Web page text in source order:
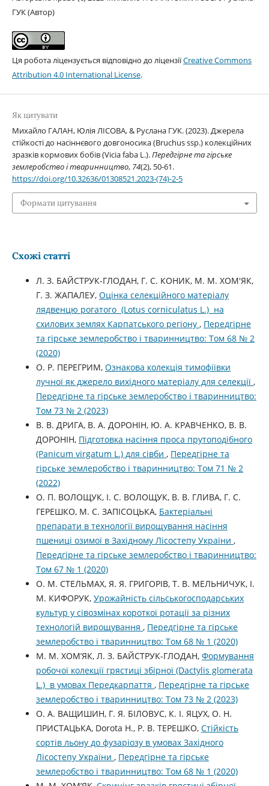
ГУК (Автор)
Ця робота ліцензується відповідно до ліцензіїCreative Commons
Attribution 4.0 International License.
Як цитувати
Михайло ГАЛАН, Юлія ЛІСОВА, & Руслана ГУК. (2023). Джерела
стійкості до насіннєвого довгоносика (Bruchus ssp.) колекційних
зразків кормових бобів (Vicia faba L.).Передгірне та гірське
землеробство і тваринництво, 74(2), 50-61.
https://doi.org/10.32636/01308521.2023-(74)-2-5
Формати цитування
Схожі статті
Л. З. БАЙСТРУК-ГЛОДАН, Г. С. КОНИК, М. М. ХОМ'ЯК,
Г. З. ЖАПАЛЕУ, Оцінка селекційного матеріалу
лядвенцю рогатого (Lotus corniculatus L.) на
схилових землях Карпатського регіону , Передгірне
та гірське землеробство і тваринництво: Том 68 № 2
(2020)
О. Р. ПЕРЕГРИМ, Ознакова колекція тимофіївки
лучної як джерело вихідного матеріалу для селекції ,
Передгірне та гірське землеробство і тваринництво:
Том 73 № 2 (2023)
В. В. ДРИГА, В. А. ДОРОНІН, Ю. А. КРАВЧЕНКО, В. В.
ДОРОНІН, Підготовка насіння проса прутоподібного
(Panicum virgatum L.) для сівби , Передгірне та
гірське землеробство і тваринництво: Том 71 № 2
(2022)
О. П. ВОЛОЩУК, І. С. ВОЛОЩУК, В. В. ГЛИВА, Г. С.
ГЕРЕШКО, М. С. ЗАПІСОЦЬКА, Бактеріальні
препарати в технології вирощування насіння
пшениці озимої в Західному Лісостепу України ,
Передгірне та гірське землеробство і тваринництво:
Том 67 № 1 (2020)
О. М. СТЕЛЬМАХ, Я. Я. ГРИГОРІВ, Т. В. МЕЛЬНИЧУК, І.
М. КИФОРУК, Урожайність сільськогосподарських
культур у сівозмінах короткої ротації за різних
технологій вирощування , Передгірне та гірське
землеробство і тваринництво: Том 68 № 1 (2020)
М. М. ХОМ’ЯК, Л. З. БАЙСТРУК-ГЛОДАН, Формування
робочої колекції грястиці збірної (Dactylis glomerata
L.) в умовах Передкарпаття , Передгірне та гірське
землеробство і тваринництво: Том 73 № 2 (2023)
О. А. ВАЩИШИН, Г. Я. БІЛОВУС, К. І. ЯЦУХ, О. Н.
ПРИСТАЦЬКА, Dorota H., Р. В. ТЕРЕШКО, Стійкість
сортів льону до фузаріозу в умовах Західного
Лісостепу України , Передгірне та гірське
землеробство і тваринництво: Том 68 № 1 (2020)